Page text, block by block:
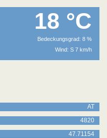
18 °C
Bedeckungsgrad: 8 %
Wind: S 7 km/h
AT
4820
47.71154